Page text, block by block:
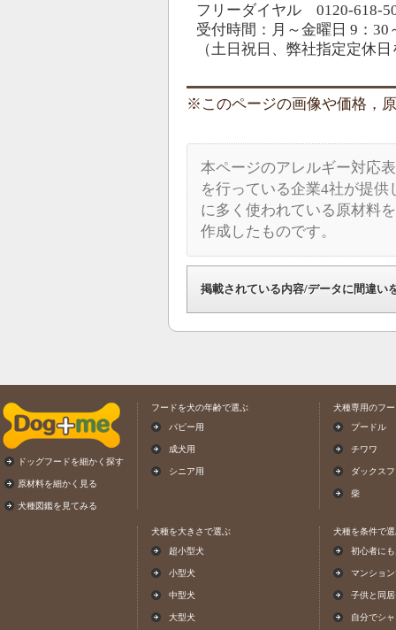
フリーダイヤル 0120-618-
受付時間：月～金曜日 9：30
（土日祝日、弊社指定定休
このページの画像や価格，
本ページのアレルギー対応
を行っている企業4社が提
に多く使われている原材料
作成したものです。
掲載されている内容/データに間違い
ドッグフードを細かく探す
原材料を細かく見る
犬種図鑑を見てみる
フードを犬の年齢で選ぶ
パピー用
成犬用
シニア用
犬種専用のフ
プードル
チワワ
ダックス
柴
犬種を大きさで選ぶ
超小型犬
小型犬
中型犬
大型犬
犬種を条件で
初心者に
マンショ
子供と同
自分でシ